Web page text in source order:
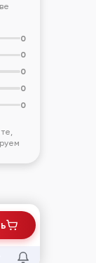
0
0
0
0
0